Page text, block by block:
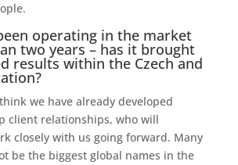
operating in the market
two years – has it brought
results within the Czech and
we have already developed
client relationships, who will
closely with us going forward. Many
be the biggest global names in the